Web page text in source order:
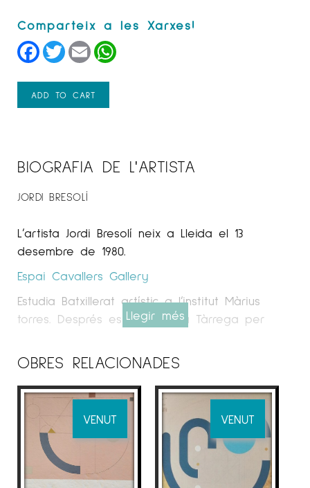
Facebook
TwitterEmail
ADD TO CART
BIOGRAFIA DE L'ARTISTA
JORDI BRESOLÍ
L’artista Jordi Bresolí neix a Lleida el 13
desembre de 1980.
Espai Cavallers Gallery
Estudia Batxillerat artístic a l’institut Màrius
torres. Després es trasllada a Tàrrega per
de forja artística i escultura a l’escola Ondara.
En acabar l’escola decideix encarar
seplenament amb la pintura.
En la seva primera etapa se centra en un
tipus de llenguatge més realista, utilitza’n
pintura a l’oli treballant a partir de veladures.
A mesura que va evolucionant va deixant
Llegir més
OBRES RELACIONADES
VENUT VENUT